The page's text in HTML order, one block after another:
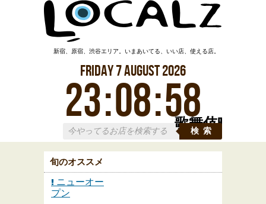
歌舞伎町
新宿、原宿、渋谷エリア。いまあいてる、いい店、使える店。
Friday7August2026
23:08:58
検索
旬のオススメ
ニューオー
プン